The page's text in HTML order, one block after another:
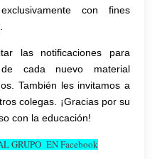
con fines
las notificaciones para
cada nuevo material
También les invitamos a
colegas. ¡Gracias por su
con la educación!
GRUPO EN Facebook